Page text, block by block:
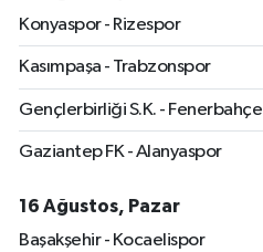
Konyaspor - Rizespor
Kasımpaşa - Trabzonspor
Gençlerbirliği S.K. - Fenerbahçe
Gaziantep FK - Alanyaspor
16 Ağustos, Pazar
Başakşehir - Kocaelispor